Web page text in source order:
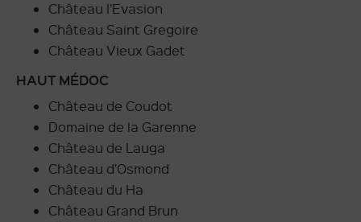
Château l’Evasion
Château Saint Gregoire
Château Vieux Gadet
HAUT MÉDOC
Château de Coudot
Domaine de la Garenne
Château de Lauga
Château d’Osmond
Château du Ha
Château Grand Brun